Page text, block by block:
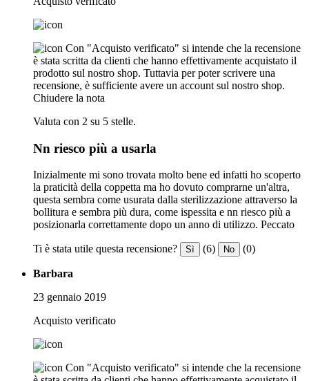
Con "Acquisto verificato" si intende che la recensione
è stata scritta da clienti che hanno effettivamente acquistato il
prodotto sul nostro shop. Tuttavia per poter scrivere una
recensione, è sufficiente avere un account sul nostro shop.
Chiudere la nota
Valuta con 2 su 5 stelle.
Nn riesco più a usarla
Inizialmente mi sono trovata molto bene ed infatti ho scoperto
la praticità della coppetta ma ho dovuto comprarne un'altra,
questa sembra come usurata dalla sterilizzazione attraverso la
bollitura e sembra più dura, come ispessita e nn riesco più a
posizionarla correttamente dopo un anno di utilizzo. Peccato
Ti è stata utile questa recensione? Sì (6) No (0)
Barbara
23 gennaio 2019
Acquisto verificato
Con "Acquisto verificato" si intende che la recensione